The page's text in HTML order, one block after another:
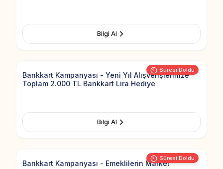
Bilgi Al
Süresi Doldu
Add to
Bankkart Kampanyası - Yeni Yıl Alışverişlerinize
Toplam 2.000 TL Bankkart Lira Hediye
Bilgi Al
Süresi Doldu
Add to
Bankkart Kampanyası - Emeklilerin Market